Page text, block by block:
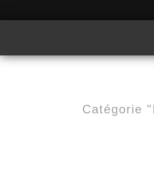
Catégorie